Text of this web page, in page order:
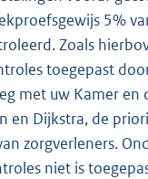
5%
Zoals
toegepast
met uw Kamer en
en Dijkstra, de
zorgverleners.
niet is